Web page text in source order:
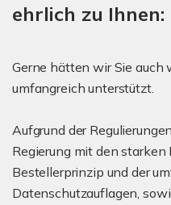
ehrlich zu Ihnen:
Gerne hätten wir Sie auch
umfangreich unterstützt.
Aufgrund der
Regierung mit den
Bestellerprinzip und der
Datenschutzauflagen,